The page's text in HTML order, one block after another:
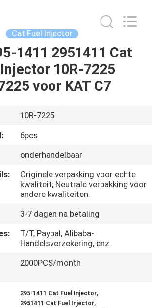
Cat Fuel Injector
1411 2951411 Cat
10R-7225
voor KAT C7
10R-7225
6pcs
onderhandelbaar
Originele verpakking voor echte
kwaliteit; Neutrale verpakking voor
andere kwaliteiten.
3-7 dagen na betaling
T/T, Paypal, Alibaba-
Handelsverzekering, enz.
2000PCS/month
295-1411 Cat Fuel Injector,
2951411 Cat Fuel Injector,